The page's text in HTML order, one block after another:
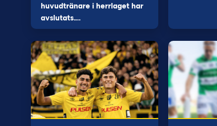
huvudtränare i herrlaget har
avslutats.…